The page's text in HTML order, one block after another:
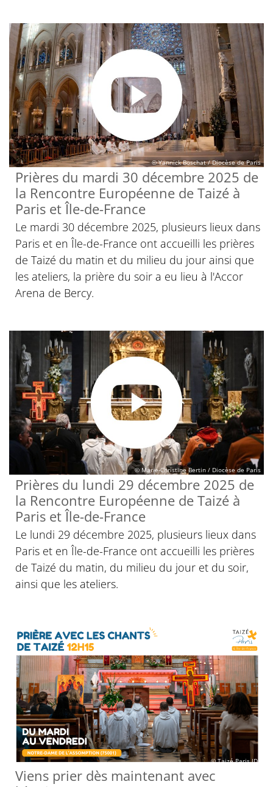
© Yannick Boschat / Diocèse de Paris
Prières du mardi 30 décembre 2025 de
la Rencontre Européenne de Taizé à
Paris et Île-de-France
Le mardi 30 décembre 2025, plusieurs lieux dans
Paris et en Île-de-France ont accueilli les prières
de Taizé du matin et du milieu du jour ainsi que
les ateliers, la prière du soir a eu lieu à l'Accor
Arena de Bercy.
© Marie-Christine Bertin / Diocèse de Paris
Prières du lundi 29 décembre 2025 de
la Rencontre Européenne de Taizé à
Paris et Île-de-France
Le lundi 29 décembre 2025, plusieurs lieux dans
Paris et en Île-de-France ont accueilli les prières
de Taizé du matin, du milieu du jour et du soir,
ainsi que les ateliers.
© Taizé Paris IDF
Viens prier dès maintenant avec